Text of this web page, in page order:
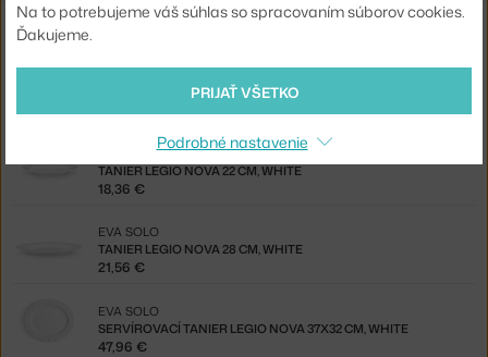
Z rovnakej kolekcie
HLBOKÝ TANIER LEGIO NOVA 22 CM, WHITE
18,36 €
TANIER LEGIO NOVA 22 CM, WHITE
EVA SOLO
18,36 €
TANIER LEGIO NOVA 28 CM, WHITE
EVA SOLO
21,56 €
SERVÍROVACÍ TANIER LEGIO NOVA 37X32 CM, WHITE
EVA SOLO
47,96 €
Na to potrebujeme váš súhlas so spracovaním súborov cookies.
Ďakujeme.
PRIJAŤ VŠETKO
Podrobné nastavenie